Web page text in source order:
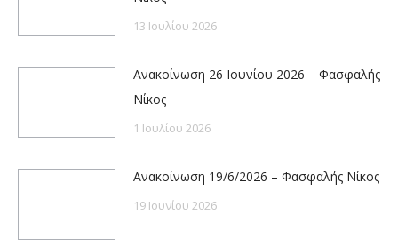
13 Ιουλίου 2026
Ανακοίνωση 26 Ιουνίου 2026 – Φασφαλής
Νίκος
1 Ιουλίου 2026
Ανακοίνωση 19/6/2026 – Φασφαλής Νίκος
19 Ιουνίου 2026